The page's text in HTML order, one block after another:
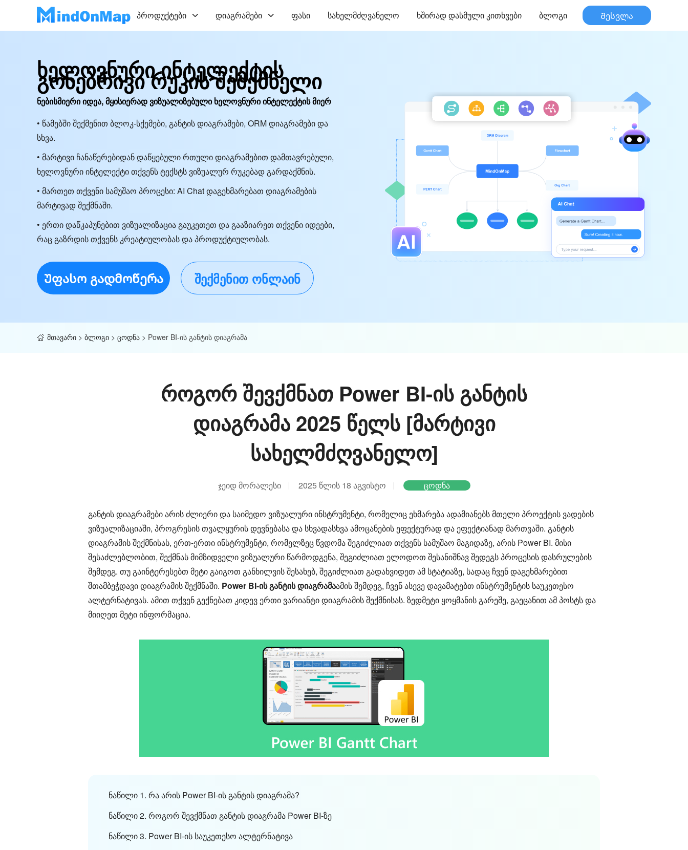
პროდუქტები დიაგრამები ფასი სახელმძღვანელო ხშირად დასმული კითხვები ბლოგი Შესვლა
ხელოვნური ინტელექტის
გონებრივი რუკის შემქმნელი
ნებისმიერი იდეა, მყისიერად ვიზუალიზებული ხელოვნური ინტელექტის მიერ
• წამებში შექმენით ბლოკ-სქემები, განტის დიაგრამები, ORM დიაგრამები და
სხვა.
• მარტივი ჩანაწერებიდან დაწყებული რთული დიაგრამებით დამთავრებული,
ხელოვნური ინტელექტი თქვენს ტექსტს ვიზუალურ რუკებად გარდაქმნის.
• მართეთ თქვენი სამუშაო პროცესი: AI Chat დაგეხმარებათ დიაგრამების
მარტივად შექმნაში.
• ერთი დაწკაპუნებით ვიზუალიზაცია გაუკეთეთ და გააზიარეთ თქვენი იდეები,
რაც გაზრდის თქვენს კრეატიულობას და პროდუქტიულობას.
Უფასო გადმოწერა შექმენით ონლაინ
მთავარი > ბლოგი > ცოდნა > Power BI-ის განტის დიაგრამა
როგორ შევქმნათ Power BI-ის განტის
დიაგრამა 2025 წელს [მარტივი
სახელმძღვანელო]
ჯეიდ მორალესი 2025 წლის 18 აგვისტო ცოდნა
განტის დიაგრამები არის ძლიერი და საიმედო ვიზუალური ინსტრუმენტი, რომელიც ეხმარება ადამიანებს მთელი პროექტის ვადების
ვიზუალიზაციაში, პროგრესის თვალყურის დევნებასა და სხვადასხვა ამოცანების ეფექტურად და ეფექტიანად მართვაში. განტის
დიაგრამის შექმნისას, ერთ-ერთი ინსტრუმენტი, რომელზეც წვდომა შეგიძლიათ თქვენს სამუშაო მაგიდაზე, არის Power BI. მისი
შესაძლებლობით, შექმნას მიმზიდველი ვიზუალური წარმოდგენა, შეგიძლიათ ელოდოთ შესანიშნავ შედეგს პროცესის დასრულების
შემდეგ. თუ გაინტერესებთ მეტი გაიგოთ განხილვის შესახებ, შეგიძლიათ გადახვიდეთ ამ სტატიაზე, სადაც ჩვენ დაგეხმარებით
შთამბეჭდავი დიაგრამის შექმნაში. Power BI-ის განტის დიაგრამაამის შემდეგ, ჩვენ ასევე დავამატებთ ინსტრუმენტის საუკეთესო
ალტერნატივას. ამით თქვენ გექნებათ კიდევ ერთი ვარიანტი დიაგრამის შექმნისას. ზედმეტი ყოყმანის გარეშე, გაეცანით ამ პოსტს და
მიიღეთ მეტი ინფორმაცია.
ნაწილი 1. რა არის Power BI-ის განტის დიაგრამა?
ნაწილი 2. როგორ შევქმნათ განტის დიაგრამა Power BI-ზე
ნაწილი 3. Power BI-ის საუკეთესო ალტერნატივა